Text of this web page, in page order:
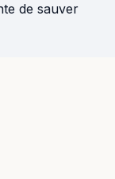
de sauver